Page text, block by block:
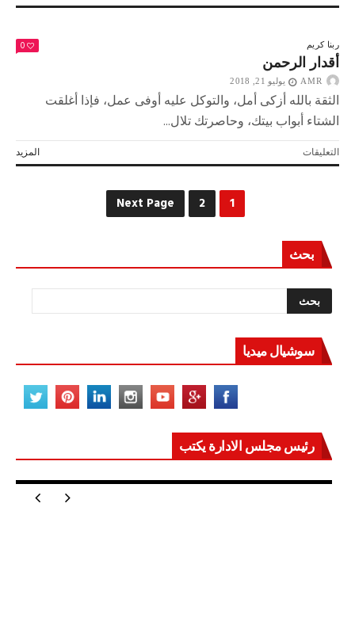
هموم
ربنا كريم 0
أقدار الرحمن
AMR يوليو 21, 2018
الثقة بالله أزكى أمل، والتوكل عليه أوفى عمل، فإذا أغلقت
الشتاء أبواب بيتك، وحاصرتك تلال...
المزيد التعليقاتعلى
أقدار
Next Page
بحث
سوشيال ميديا
رئيس مجلس الادارة يكتب
مصر تعيد للعالم اتزانه